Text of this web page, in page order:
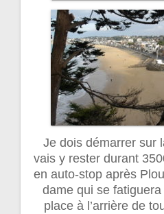
Je dois démarrer sur
vais y rester durant
en auto-stop après
dame qui se
place à l’arrière de